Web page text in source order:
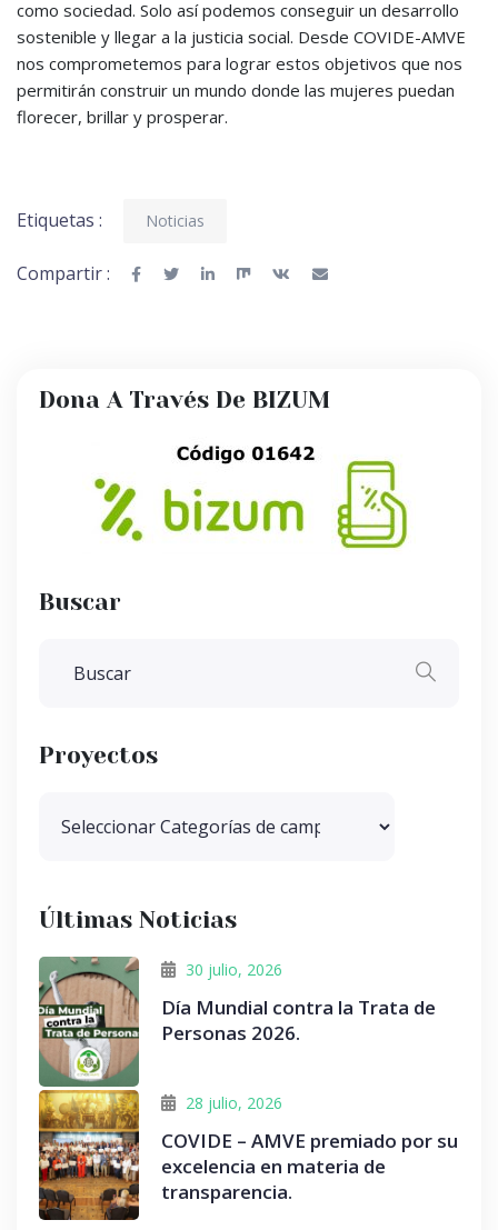
como sociedad. Solo así podemos conseguir un desarrollo
sostenible y llegar a la justicia social. Desde COVIDE-AMVE
nos comprometemos para lograr estos objetivos que nos
permitirán construir un mundo donde las mujeres puedan
florecer, brillar y prosperar.
Etiquetas : Noticias
Compartir :
Dona A Través De BIZUM
Buscar
Proyectos
Últimas Noticias
30 julio, 2026
Día Mundial contra la Trata de
Personas 2026.
28 julio, 2026
COVIDE – AMVE premiado por su
excelencia en materia de
transparencia.